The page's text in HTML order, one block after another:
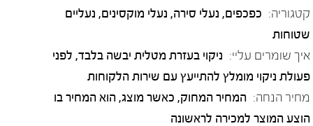
קטגוריה: כפכפים, נעלי סירה, נעלי מוקסינים, נעליים
שטוחות
איך שומרים עליי: ניקוי בעזרת מטלית יבשה בלבד, לפני
פעולת ניקוי מומלץ להתייעץ עם שירות הלקוחות
מחיר הנחה: המחיר המחוק, כאשר מוצג, הוא המחיר בו
הוצע המוצר למכירה לראשונה